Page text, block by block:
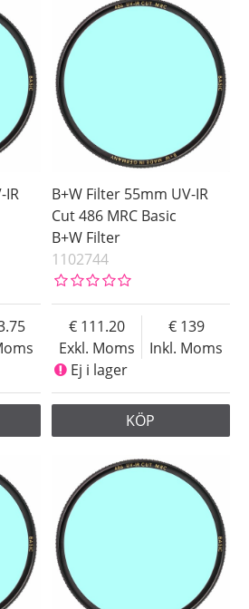
IR
B+W Filter 55mm UV-IR
Cut 486 MRC Basic
B+W Filter
1102744
Exkl. Moms
111.20
Inkl. Moms
139
Ej i lager
KÖP